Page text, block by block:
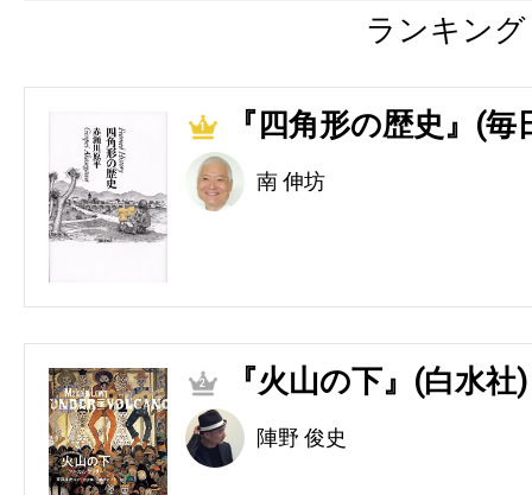
ランキング
1 『四角形の歴史』(毎
南 伸坊
2 『火山の下』(白水社)
陣野 俊史